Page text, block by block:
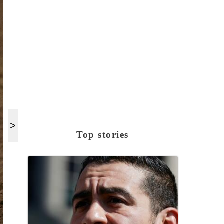
Top stories